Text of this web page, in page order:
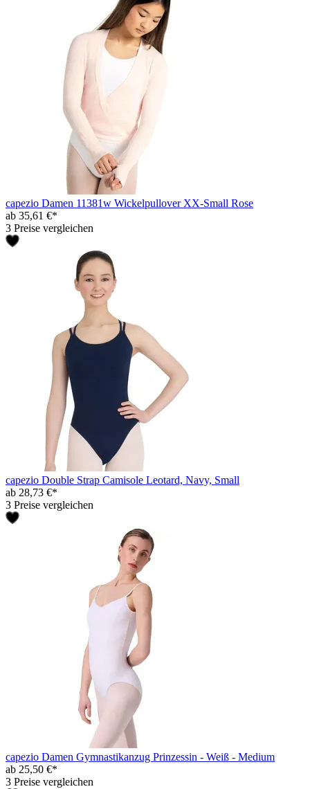
capezio Damen 11381w Wickelpullover XX-Small Rose
ab 35,61 €*
3 Preise vergleichen
capezio Double Strap Camisole Leotard, Navy, Small
ab 28,73 €*
3 Preise vergleichen
capezio Damen Gymnastikanzug Prinzessin - Weiß - Medium
ab 25,50 €*
3 Preise vergleichen